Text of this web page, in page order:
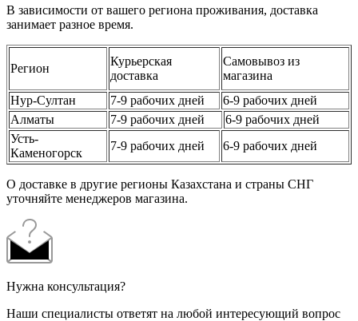
В зависимости от вашего региона проживания, доставка
занимает разное время.
Регион
Курьерская
доставка
Самовывоз из
магазина
Нур-Султан
7-9 рабочих дней
6-9 рабочих дней
Алматы
7-9 рабочих дней
6-9 рабочих дней
Усть-
Каменогорск
7-9 рабочих дней 6-9 рабочих дней
О доставке в другие регионы Казахстана и страны СНГ
уточняйте менеджеров магазина.
Нужна консультация?
Наши специалисты ответят на любой интересующий вопрос